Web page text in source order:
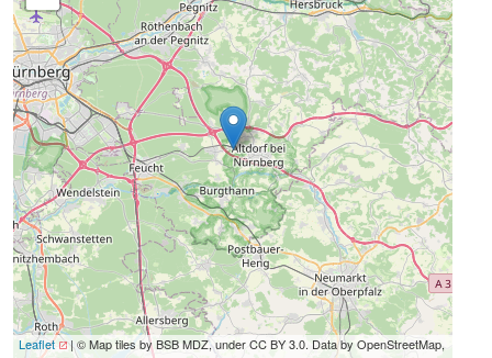
Leaflet
| © Map tiles by BSB MDZ, under CC BY 3.0. Data by OpenStreetMap,